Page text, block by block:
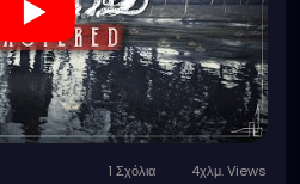
1 Σχόλια 4χλμ. Views